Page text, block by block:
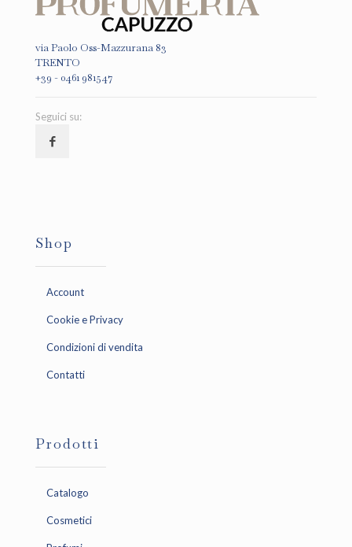
via Paolo Oss-Mazzurana 83
TRENTO
+39 - 0461 981547
Seguici su:
Shop
Account
Cookie e Privacy
Condizioni di vendita
Contatti
Prodotti
Catalogo
Cosmetici